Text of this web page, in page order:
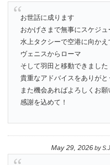
お世話に成ります
おかげさまで無事にスケジュ
水上タクシーで空港に向かえ
ヴェニスからローマ
そして羽田と移動できました
貴重なアドバイスをありがと
また機会あればよろしくお
感謝を込めて！
May 29, 2026 by